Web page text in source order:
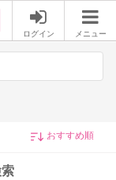
ログイン メニュー